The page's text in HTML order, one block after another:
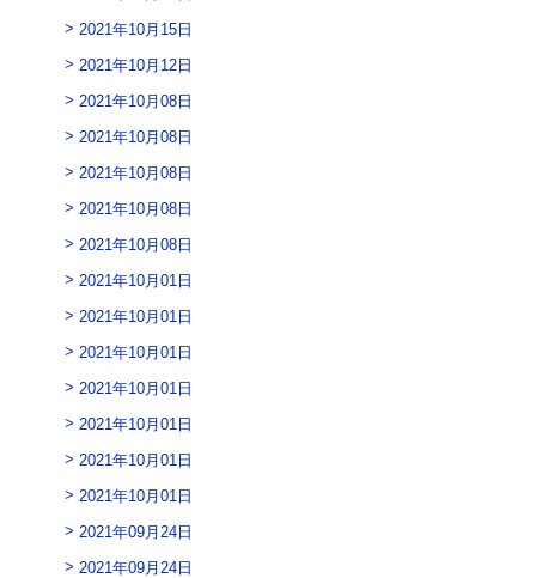
2021年10月15日
2021年10月12日
2021年10月08日
2021年10月08日
2021年10月08日
2021年10月08日
2021年10月08日
2021年10月01日
2021年10月01日
2021年10月01日
2021年10月01日
2021年10月01日
2021年10月01日
2021年10月01日
2021年09月24日
2021年09月24日